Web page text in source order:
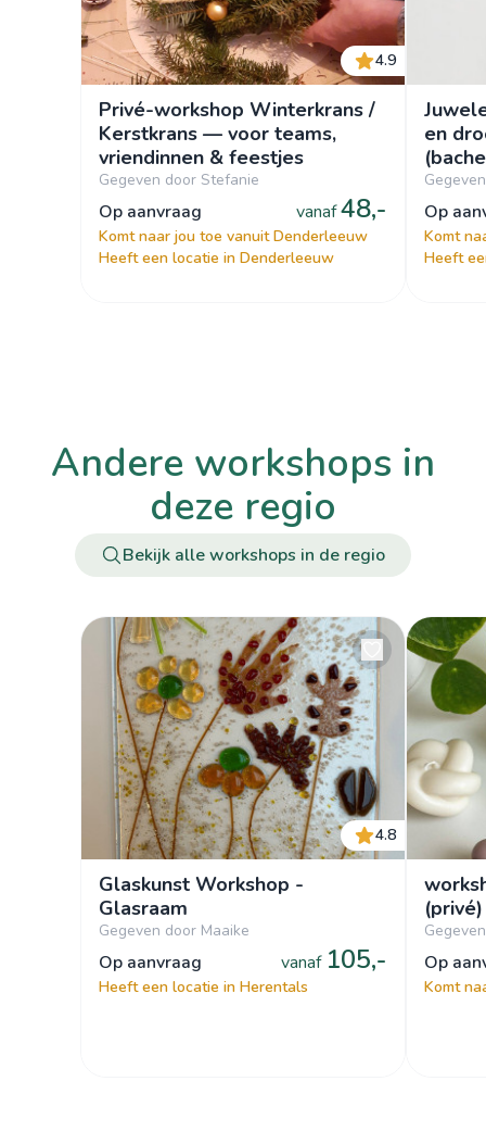
4.9
Privé-workshop Winterkrans /
Kerstkrans — voor teams,
vriendinnen & feestjes
Gegeven door Stefanie
op aanvraag vanaf48,-
Komt naar jou toe vanuit Denderleeuw
Heeft een locatie in Denderleeuw
en
op
Komt
Heeft
andere workshops in
deze regio
Bekijk alle workshops in de regio
4.8
Glaskunst Workshop -
Glasraam
Gegeven door Maaike
op aanvraag vanaf 105,-
Heeft een locatie in Herentals
(privé)
op
Komt